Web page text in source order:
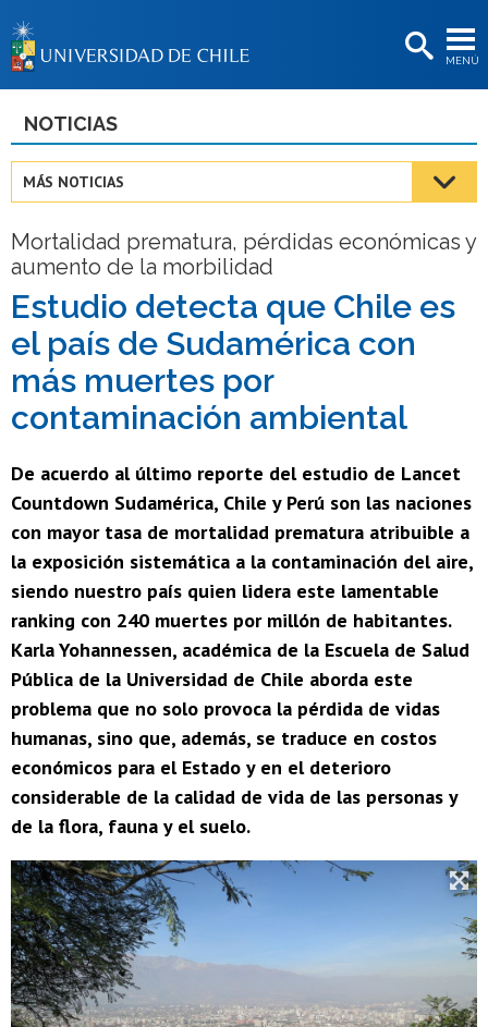
MENÚ
BIBLIOTECAS
Estudiantes
Académicas/os
Egresadas/os
NOTICIAS
MÁS NOTICIAS
Mortalidad prematura, pérdidas económicas y
aumento de la morbilidad
Estudio detecta que Chile es
el país de Sudamérica con
más muertes por
contaminación ambiental
De acuerdo al último reporte del estudio de Lancet
Countdown Sudamérica, Chile y Perú son las naciones
con mayor tasa de mortalidad prematura atribuible a
la exposición sistemática a la contaminación del aire,
siendo nuestro país quien lidera este lamentable
ranking con 240 muertes por millón de habitantes.
Karla Yohannessen, académica de la Escuela de Salud
Pública de la Universidad de Chile aborda este
problema que no solo provoca la pérdida de vidas
humanas, sino que, además, se traduce en costos
económicos para el Estado y en el deterioro
considerable de la calidad de vida de las personas y
de la flora, fauna y el suelo.